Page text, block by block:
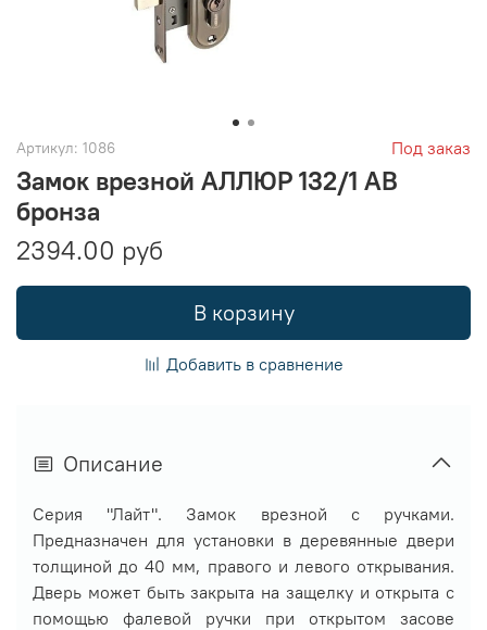
Артикул: 1086 Под заказ
Замок врезной АЛЛЮР 132/1 AB
бронза
2394.00 руб
В корзину
Добавить в сравнение
Описание
Серия "Лайт". Замок врезной с ручками.
Предназначен для установки в деревянные двери
толщиной до 40 мм, правого и левого открывания.
Дверь может быть закрыта на защелку и открыта с
помощью фалевой ручки при открытом засове